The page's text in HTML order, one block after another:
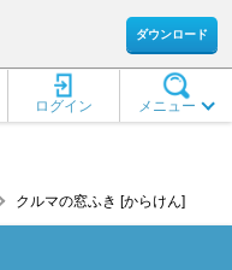
ダウンロード
メニュー
ログイン
クルマの窓ふき [からけん]